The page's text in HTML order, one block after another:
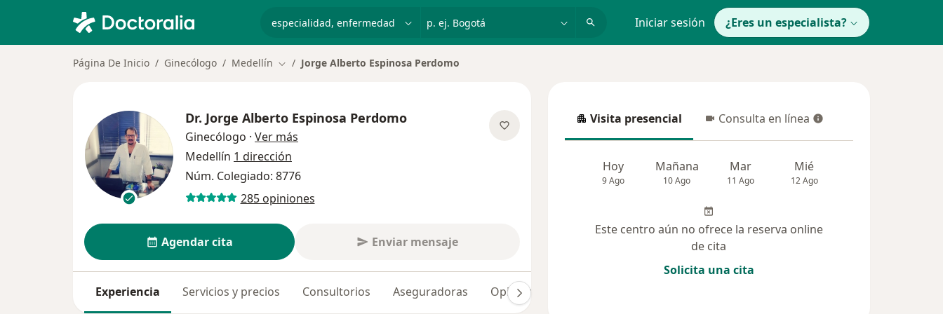
p. ej. Bogotá Iniciar sesión ¿Eres un especialista?
Página De Inicio Ginecólogo Medellín Cambiar de ciudad
Jorge Alberto Espinosa Perdomo
Dr. Jorge Alberto Espinosa Perdomo
Ginecólogo · Ver más
Medellín 1 dirección
Núm. Colegiado: 8776
285 opiniones
Agendar cita Enviar mensaje
Experiencia Servicios y precios Consultorios Aseguradoras Opiniones (285)
Visita presencial
Visita presencial Consulta en línea
Consulta en línea
Hoy
9 Ago
Mañana
10 Ago
Mar
11 Ago
Mié
12 Ago
Este centro aún no ofrece la reserva online
de cita
Solicita una cita